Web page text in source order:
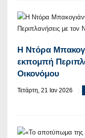
Η Ντόρα
εκπομπή
Οικονόμου
Τετάρτη, 21 Ιαν 2026